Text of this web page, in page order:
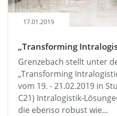
17.01.2019
„Transforming
Grenzebach stellt unter
„Transforming
vom 19. - 21.02.2019 in
C21) Intralogistik-
die ebenso robust wie…